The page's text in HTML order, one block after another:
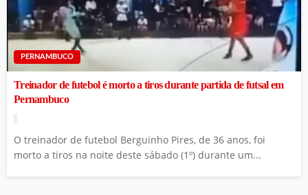
PERNAMBUCO
Treinador de futebol é morto a tiros durante partida de futsal em
Pernambuco
O treinador de futebol Berguinho Pires, de 36 anos, foi
morto a tiros na noite deste sábado (1º) durante um...